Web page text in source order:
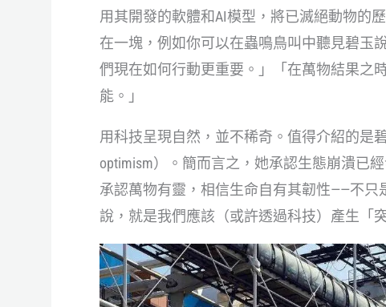
用其開發的軟體和AI模型，將已滅絕動物的
在一塊，例如你可以在蟲鳴鳥叫中聽見碧玉
們現在如何行動更重要。」「在萬物結果之
能。」
用科技呈現自然，並不稀奇。值得介紹的是
optimism）。簡而言之，她承認生態崩潰已
承認萬物有靈，相信生命自有其韌性——不
說，就是我們應該（或許透過科技）產生「